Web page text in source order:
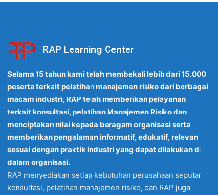
RAP Learning Center
Selama 15 tahun kami telah membekali lebih dari 15.000
peserta terkait pelatihan manajemen risiko dari berbagai
macam industri, RAP telah memberikan pelayanan
terkait konsultasi, pelatihan Manajemen Risiko dan
menciptakan nilai kepada beragam organisasi serta
memberikan pengalaman informatif, edukatif, relevan
sesuai dengan praktik industri yang dapat dilakukan di
dalam organisasi.
RAP menyediakan setiap kebutuhan perusahaan seputar
konsultasi, pelatihan manajemen risiko, dan RAP juga